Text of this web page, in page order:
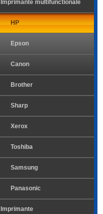
Imprimante multifunctionale
HP
Epson
Canon
Brother
Sharp
Xerox
Toshiba
Samsung
Panasonic
Imprimante